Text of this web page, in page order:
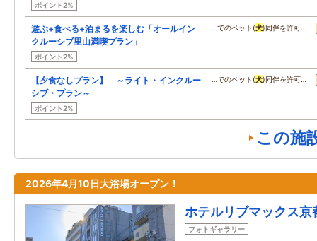
ポイント2%
遊ぶ+食べる+泊まるを楽しむ「オールイン
クルーシブ里山満喫プラン」
ポイント2%
…でのペット(犬)同伴を許可…
【夕食なしプラン】 ～ライト・インクルー
シブ・プラン～
ポイント2%
…でのペット(犬)同伴を許可…
この施
2026年4月10日大浴場オープン！
ホテルリブマックス京
フォトギャラリー